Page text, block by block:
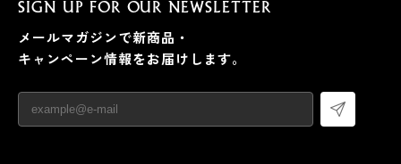
SIGN UP FOR OUR NEWSLETTER
メールマガジンで新商品・
キャンペーン情報をお届けします。